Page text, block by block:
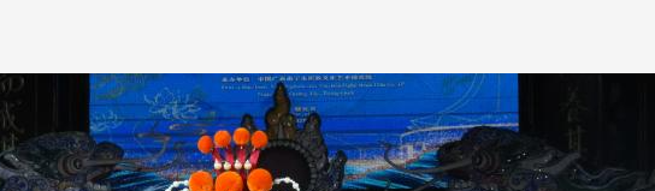
人生第一次 人生第二次
CBA NBA 中超 国足 国际足球 网球 综合体育 亚冬会